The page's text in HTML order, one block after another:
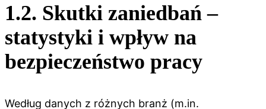
1.2. Skutki zaniedbań –
statystyki i wpływ na
bezpieczeństwo pracy
Według danych z różnych branż (m.in.